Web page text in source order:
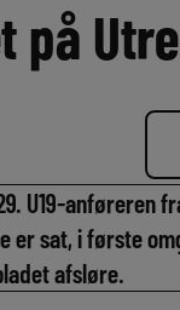
på
U19-anføreren
er sat, i første
afsløre.